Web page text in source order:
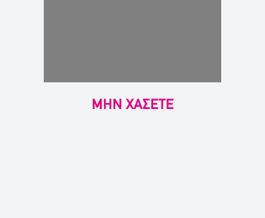
ΜΗΝ ΧΑΣΕΤΕ